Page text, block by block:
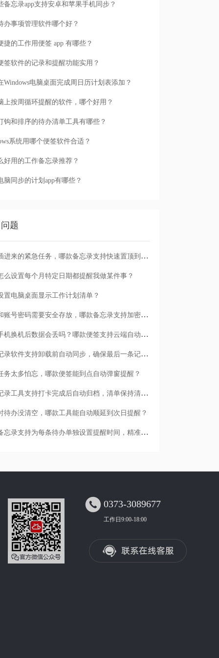
备忘录app支持安卓和苹果手机同步？
办事项管理软件哪个好？
捷的工作用便签 app 有哪些？
签软件的记录和提醒功能实用？
Windows电脑桌面完成周日历计划表添加？
上按周循环提醒的软件，哪个好用？
钩和排序的待办清单工具有哪些？
系统用哪个便签软件合适？
好用的工作备忘录推荐？
脑同步的计划app有哪些？
题
临时插进来的紧急任务，哪款备忘录支持快速置顶到清单首位？
么设置每个月特定日期都提醒我做某件事？
置电脑桌面显示工作计划清单？
日记和账号密码需要安全存放，哪款备忘录支持加密保护？
安卓手机换机后数据会丢吗？哪款便签支持云端自动备份？
哪款记录软件支持卸载前自动同步，确保最后一条记录不丢失？
务太多怕忘，哪款便签能到点自动弹窗提醒？
哪款记录工具支持打卡完成后自动归档，清单保持清爽？
待办没清空，哪款工具能自动顺延到次日提醒？
哪款备忘录支持为每条待办单独设置提醒时间，精准可控？
 0373-3089677
工作日9:00-18:00